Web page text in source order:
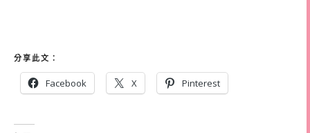
分享此文：
Facebook X Pinterest